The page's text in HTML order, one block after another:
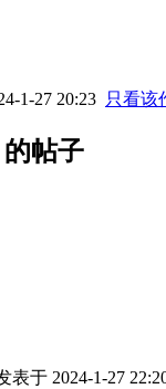
1-27 20:23 只看该
的帖子
表于 2024-1-27